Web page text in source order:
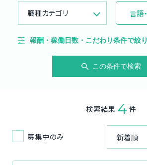
職種から案件を探す
FLEXYについて
職種カテゴリ 言語
報酬・稼働日数・こだわり条件で絞
この条件で検索
検索結果 4 件
募集中のみ 新着順